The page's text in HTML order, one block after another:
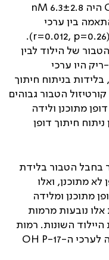
היה 6.3±2.8 nM
בין ערכי
r=0.012, p=0.26
).
של הילוד לבין
היו ערכי
בלידות בניתוח חיתוך
הטבור גבוהים
מתוכנן ולידה
חיתוך דופן
בחבל הטבור בלידת
לא מתוכנן, ואלו
מתוכנן ומלידה
אלו נובעות מרמות
השונות. רמות
לערכי ה-17-OH P